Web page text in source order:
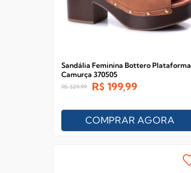
Sandália Feminina Bottero Plataforma
Camurça 370505
R$ 329,99 R$ 199,99
COMPRAR AGORA